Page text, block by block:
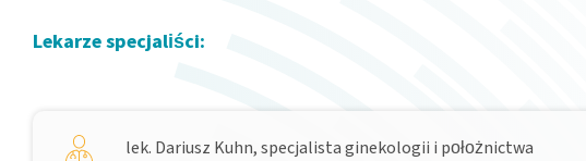
Lekarze specjaliści:
lek. Dariusz Kuhn, specjalista ginekologii i położnictwa